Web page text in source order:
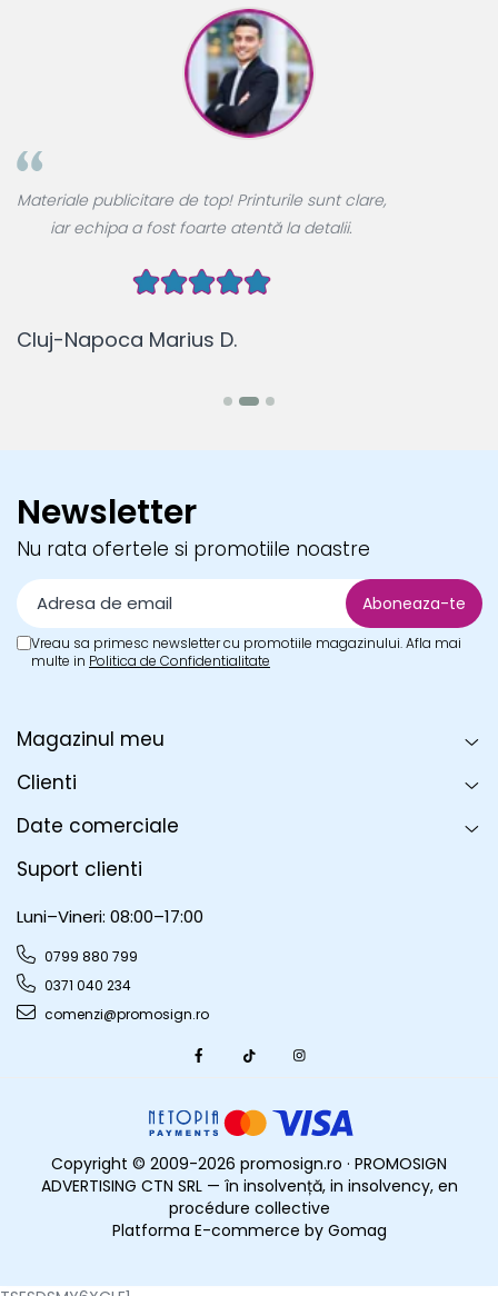
Cluj-Napoca Marius D.
Materiale publicitare de top! Printurile sunt clare,
iar echipa a fost foarte atentă la detalii.
Newsletter
Nu rata ofertele si promotiile noastre
Vreau sa primesc newsletter cu promotiile magazinului. Afla mai
multe in Politica de Confidentialitate
Magazinul meu
Clienti
Date comerciale
Suport clienti
Luni–Vineri: 08:00–17:00
0799 880 799
0371 040 234
comenzi@promosign.ro
Copyright © 2009-2026 promosign.ro · PROMOSIGN
ADVERTISING CTN SRL — în insolvență, in insolvency, en
procédure collective
Platforma E-commerce by Gomag